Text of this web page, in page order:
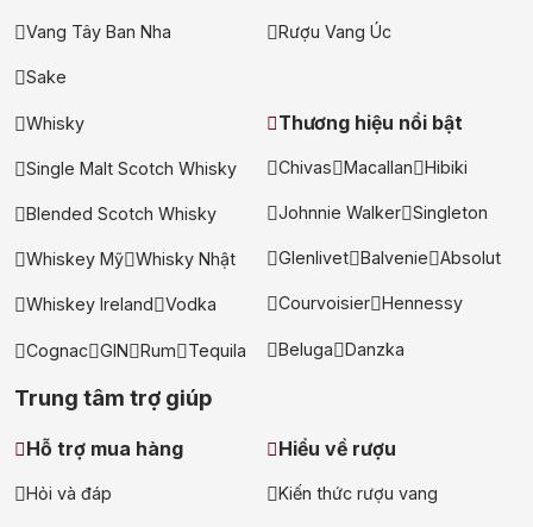
Vang Tây Ban Nha Rượu Vang Úc
Sake
Whisky
Single Malt Scotch Whisky
Blended Scotch Whisky
Whiskey Mỹ Whisky Nhật
Whiskey Ireland Vodka
Cognac GIN Rum Tequila
Thương hiệu nổi bật
Chivas Macallan Hibiki
Johnnie Walker Singleton
Glenlivet Balvenie Absolut
Courvoisier Hennessy
Beluga Danzka
Trung tâm trợ giúp
Hỗ trợ mua hàng
Hỏi và đáp
Hiểu về rượu
Kiến thức rượu vang